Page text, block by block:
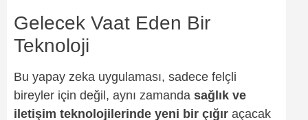
Gelecek Vaat Eden Bir
Teknoloji
Bu yapay zeka uygulaması, sadece felçli
bireyler için değil, aynı zamanda sağlık ve
iletişim teknolojilerinde yeni bir çığır açacak